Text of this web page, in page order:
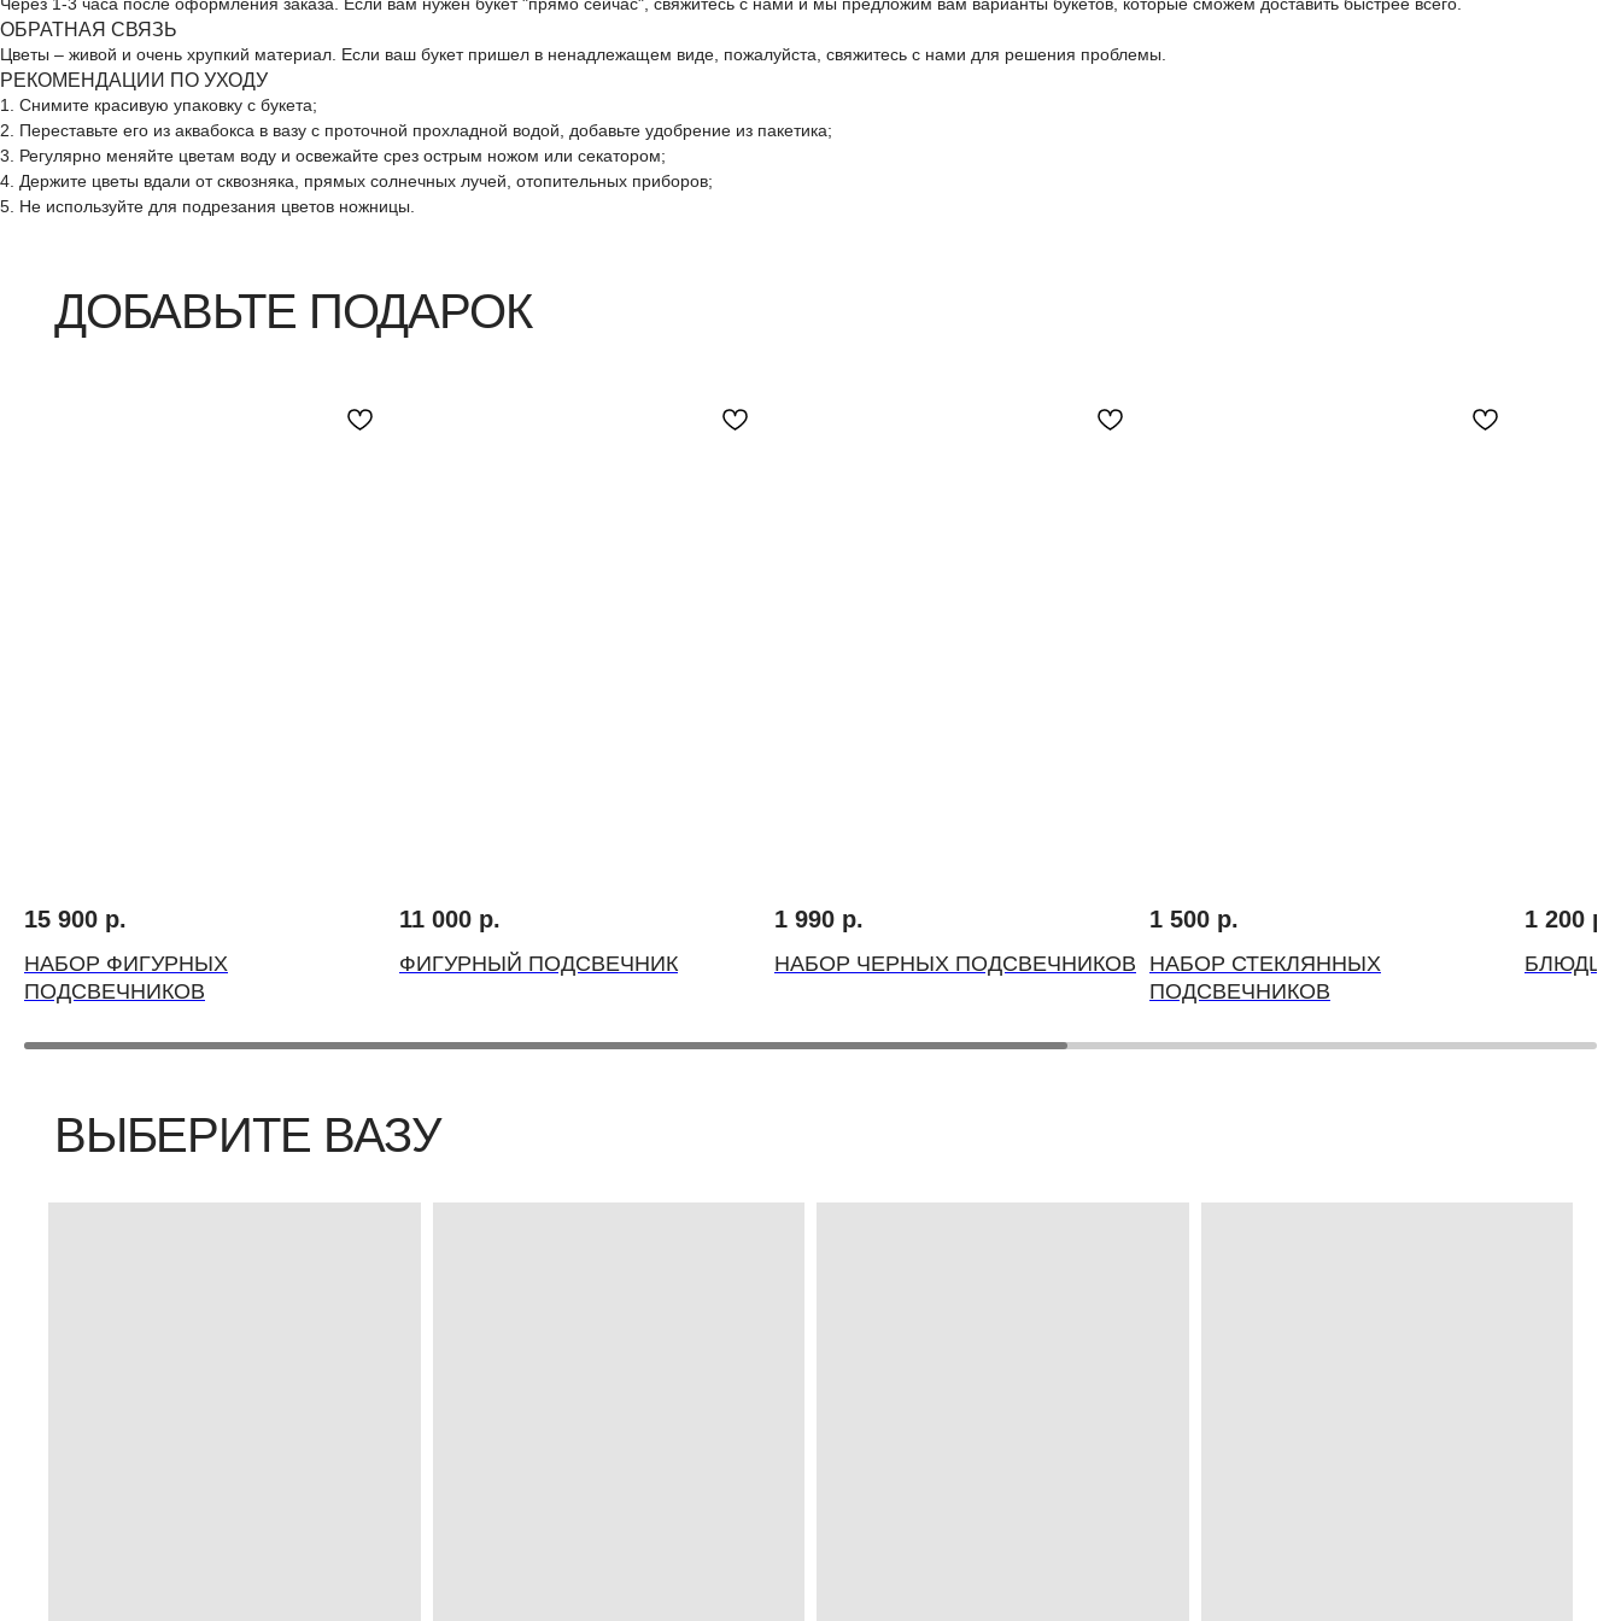
ОБРАТНАЯ СВЯЗЬ
Цветы – живой и очень хрупкий материал. Если ваш букет пришел в ненадлежащем виде, пожалуйста, свяжитесь с нами для решения проблемы.
РЕКОМЕНДАЦИИ ПО УХОДУ
1. Снимите красивую упаковку с букета;
2. Переставьте его из аквабокса в вазу с проточной прохладной водой, добавьте удобрение из пакетика;
3. Регулярно меняйте цветам воду и освежайте срез острым ножом или секатором;
4. Держите цветы вдали от сквозняка, прямых солнечных лучей, отопительных приборов;
5. Не используйте для подрезания цветов ножницы.
ДОБАВЬТЕ ПОДАРОК
15 900 р.
НАБОР ФИГУРНЫХ
ПОДСВЕЧНИКОВ
11 000 р.
ФИГУРНЫЙ ПОДСВЕЧНИК
1 990 р.
НАБОР ЧЕРНЫХ ПОДСВЕЧНИКОВ
1 500 р.
НАБОР СТЕКЛЯННЫХ
ПОДСВЕЧНИКОВ
1 200 р.
БЛЮДЦЕ